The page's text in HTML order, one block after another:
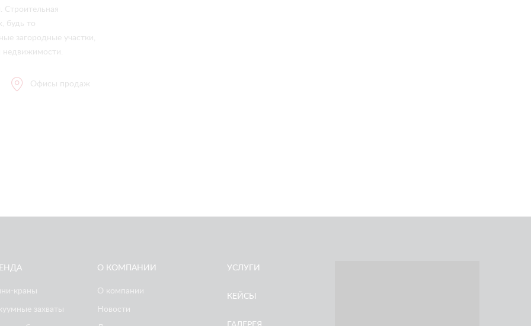
Строительная
будь то
загородные участки,
Офисы продаж
краны
захваты
О КОМПАНИИ
О компании
Новости
УСЛУГИ
КЕЙСЫ